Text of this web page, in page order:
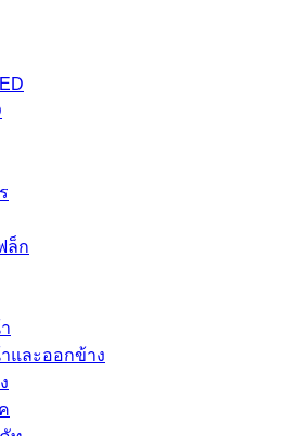
ล็ก
และออกข้าง